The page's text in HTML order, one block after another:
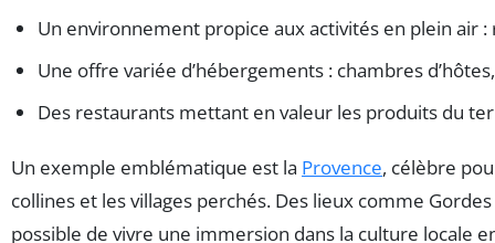
Un environnement propice aux activités en plein air
Une offre variée d’hébergements : chambres
Des restaurants mettant en valeur les produits du
Un exemple emblématique est la Provence, célèbre
collines et les villages perchés. Des lieux comme
possible de vivre une immersion dans la culture locale